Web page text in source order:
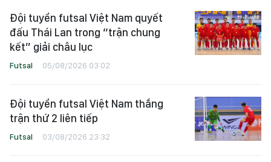
Đội tuyển futsal Việt Nam quyết
đấu Thái Lan trong “trận chung
kết” giải châu lục
Futsal 05/08/2026 03:02
Đội tuyển futsal Việt Nam thắng
trận thứ 2 liên tiếp
Futsal 03/08/2026 23:32